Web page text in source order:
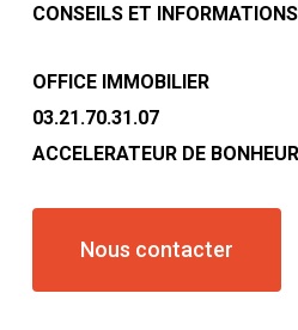
CONSEILS ET
OFFICE IMMOBILIER
03.21.70.31.07
ACCELERATEUR DE
Nous contacter